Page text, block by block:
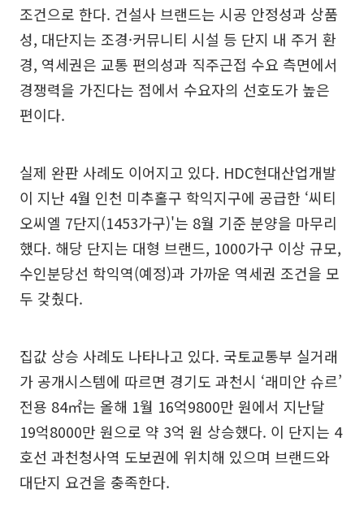
조건으로 한다. 건설사 브랜드는 시공 안정성과 상품
성, 대단지는 조경·커뮤니티 시설 등 단지 내 주거 환
경, 역세권은 교통 편의성과 직주근접 수요 측면에서
경쟁력을 가진다는 점에서 수요자의 선호도가 높은
편이다.
실제 완판 사례도 이어지고 있다. HDC현대산업개발
이 지난 4월 인천 미추홀구 학익지구에 공급한 ‘씨티
오씨엘 7단지(1453가구)'는 8월 기준 분양을 마무리
했다. 해당 단지는 대형 브랜드, 1000가구 이상 규모,
수인분당선 학익역(예정)과 가까운 역세권 조건을 모
두 갖췄다.
집값 상승 사례도 나타나고 있다. 국토교통부 실거래
가 공개시스템에 따르면 경기도 과천시 ‘래미안 슈르’
전용 84㎡는 올해 1월 16억9800만 원에서 지난달
19억8000만 원으로 약 3억 원 상승했다. 이 단지는 4
호선 과천청사역 도보권에 위치해 있으며 브랜드와
대단지 요건을 충족한다.